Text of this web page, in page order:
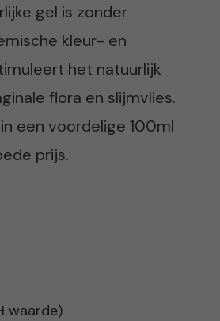
gel is zonder
kleur- en
het natuurlijk
flora en slijmvlies.
een voordelige 100ml
prijs.
waarde)